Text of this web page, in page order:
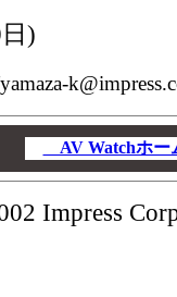
)
yamaza-
AV Watchホ
Impress